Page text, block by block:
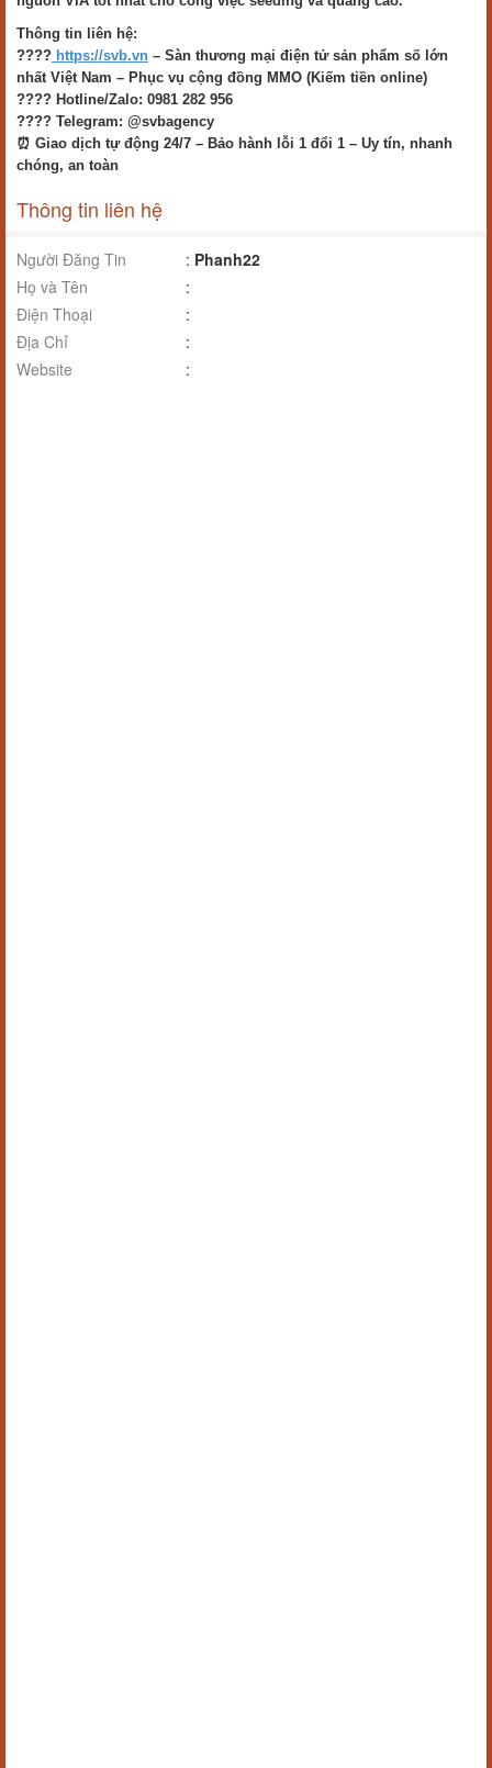
Thông tin liên hệ:
???? https://svb.vn – Sàn thương mại điện tử sản phẩm số lớn
nhất Việt Nam – Phục vụ cộng đồng MMO (Kiếm tiền online)
???? Hotline/Zalo: 0981 282 956
???? Telegram: @svbagency
⏰ Giao dịch tự động 24/7 – Bảo hành lỗi 1 đổi 1 – Uy tín, nhanh
chóng, an toàn
Thông tin liên hệ
Người Đăng Tin : Phanh22
Họ và Tên
:
Điện Thoại
:
Địa Chỉ
:
Website
: